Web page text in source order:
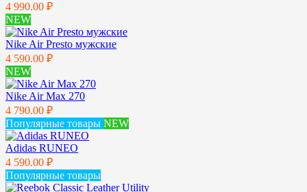
4 990.00 ₽
NEW
Nike Air Presto мужские
4 590.00 ₽
NEW
Nike Air Max 270
4 790.00 ₽
Популярные товары NEW
Adidas RUNEO
4 590.00 ₽
Популярные товары